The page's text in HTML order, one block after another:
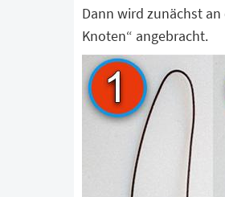
Dann wird zunächst
Knoten“ angebracht.